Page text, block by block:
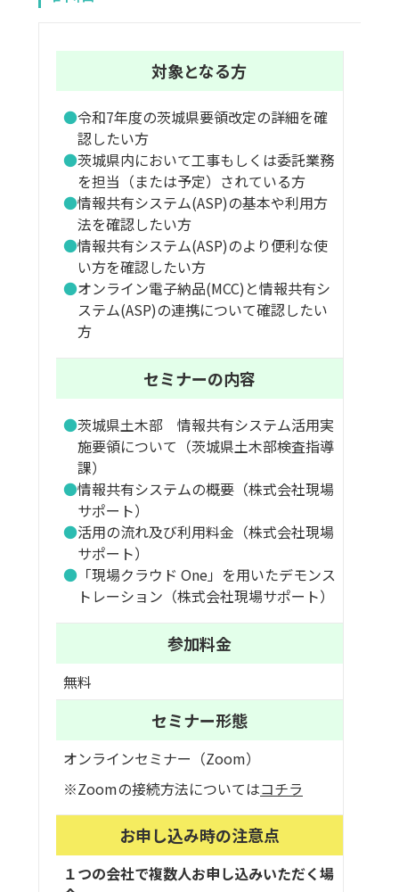
対象となる方
令和7年度の茨城県要領改定の詳細を確
認したい方
茨城県内において工事もしくは委託業務
を担当（または予定）されている方
情報共有システム(ASP)の基本や利用方
法を確認したい方
情報共有システム(ASP)のより便利な使
い方を確認したい方
オンライン電子納品(MCC)と情報共有シ
ステム(ASP)の連携について確認したい
方
セミナーの内容
茨城県土木部 情報共有システム活用実
施要領について（茨城県土木部検査指導
課）
情報共有システムの概要（株式会社現場
サポート）
活用の流れ及び利用料金（株式会社現場
サポート）
「現場クラウド One」を用いたデモンス
トレーション（株式会社現場サポート）
参加料金
無料
セミナー形態
オンラインセミナー（Zoom）
※Zoomの接続方法についてはコチラ
お申し込み時の注意点
１つの会社で複数人お申し込みいただく場